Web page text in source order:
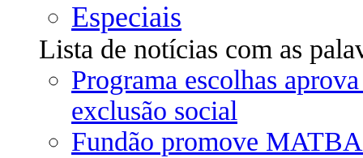
Especiais
Lista de notícias com as
Programa escolhas
exclusão social
Fundão promove